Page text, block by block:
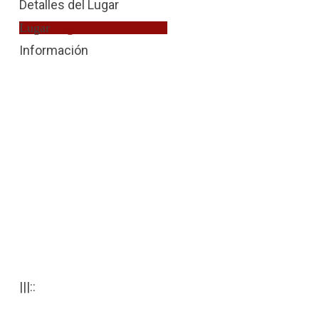
Detalles del Lugar
LugarJuzgado de Instrucción
Información
|||::